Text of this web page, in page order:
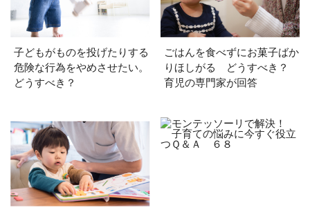
子どもがものを投げたりする
危険な行為をやめさせたい。
どうすべき？
ごはんを食べずにお菓子ばか
りほしがる どうすべき？
育児の専門家が回答